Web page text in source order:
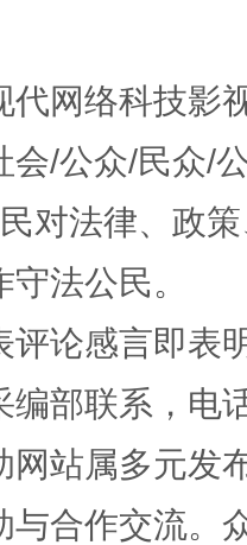
代网络科技影
会/公众/民众/
对法律、政
法公民。
评论感言即表
编部联系，电
网站属多元发
与合作交流。